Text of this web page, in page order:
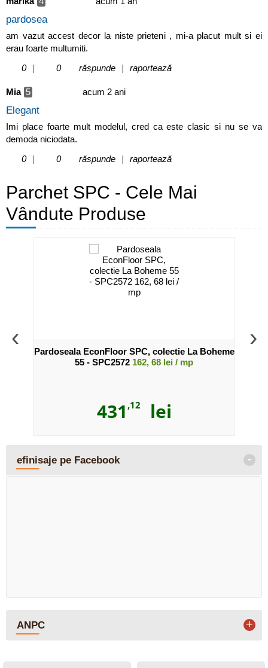
pardosea
am vazut accest decor la niste prieteni , mi-a placut mult si ei
erau foarte multumiti.
0
| 0 răspunde | raportează
Mia 5 acum 2 ani
Elegant
Imi place foarte mult modelul, cred ca este clasic si nu se va
demoda niciodata.
0
| 0 răspunde | raportează
Parchet SPC - Cele Mai
Vândute Produse
‹
Pardoseala EconFloor SPC, colectie La Boheme
55 - SPC2572 162, 68 lei / mp
431 ,12lei
›
efinisaje pe Facebook -
ANPC +